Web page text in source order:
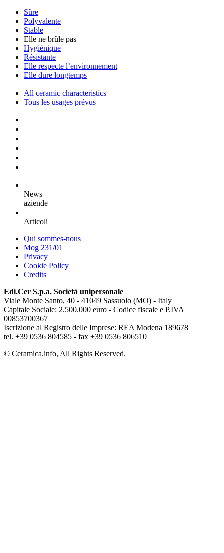
Sûre
Polyvalente
Stable
Elle ne brûle pas
Hygiénique
Résistante
Elle respecte l’environnement
Elle dure longtemps
All ceramic characteristics
Tous les usages prévus
News
aziende
Articoli
Qui sommes-nous
Mog 231/01
Privacy
Cookie Policy
Credits
Edi.Cer S.p.a. Società unipersonale
Viale Monte Santo, 40 - 41049 Sassuolo (MO) - Italy
Capitale Sociale: 2.500.000 euro - Codice fiscale e P.IVA
00853700367
Iscrizione al Registro delle Imprese: REA Modena 189678
tel. +39 0536 804585 - fax +39 0536 806510
© Ceramica.info, All Rights Reserved.